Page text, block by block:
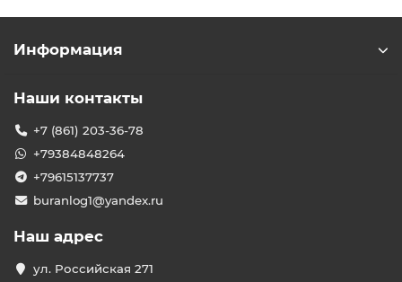
Информация
Наши контакты
+7 (861) 203-36-78
+79384848264
+79615137737
buranlog1@yandex.ru
Наш адрес
ул. Российская 271